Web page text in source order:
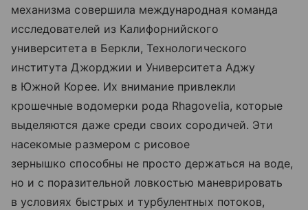
механизма совершила международная команда
исследователей из Калифорнийского
университета в Беркли, Технологического
института Джорджии и Университета Аджу
в Южной Корее. Их внимание привлекли
крошечные водомерки рода Rhagovelia, которые
выделяются даже среди своих сородичей. Эти
насекомые размером с рисовое
зернышко способны не просто держаться на воде,
но и с поразительной ловкостью маневрировать
в условиях быстрых и турбулентных потоков,